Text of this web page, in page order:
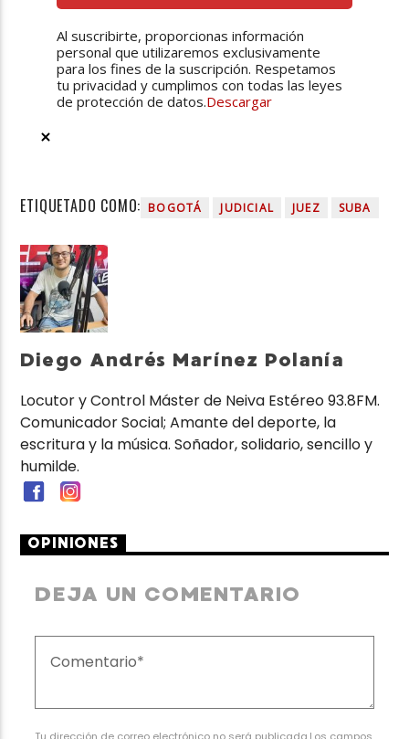
Al suscribirte, proporcionas información
personal que utilizaremos exclusivamente
para los fines de la suscripción. Respetamos
tu privacidad y cumplimos con todas las leyes
de protección de datos.Descargar
ETIQUETADO COMO: BOGOTÁ JUDICIAL JUEZ SUBA
Diego Andrés Marínez Polanía
Locutor y Control Máster de Neiva Estéreo 93.8FM.
Comunicador Social; Amante del deporte, la
escritura y la música. Soñador, solidario, sencillo y
humilde.
OPINIONES
DEJA UN COMENTARIO